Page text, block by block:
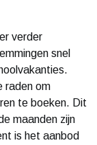
verder
snel
raden om
te boeken. Dit
maanden zijn
is het aanbod